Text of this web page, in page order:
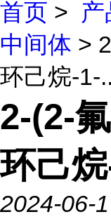
首页 >
中间体 >
环己烷-1-
2-(2-
环己
2024-06-